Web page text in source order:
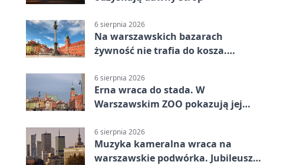
6 sierpnia 2026
Na warszawskich bazarach
żywność nie trafia do kosza.
6 sierpnia 2026
Erna wraca do stada. W
Warszawskim ZOO pokazują jej
6 sierpnia 2026
Muzyka kameralna wraca na
warszawskie podwórka. Jubileusz